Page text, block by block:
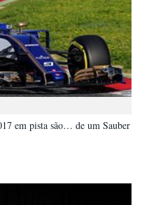
em pista são… de um Sauber